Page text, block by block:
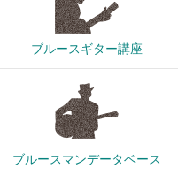
ブルースギター講座
ブルースマンデータベース